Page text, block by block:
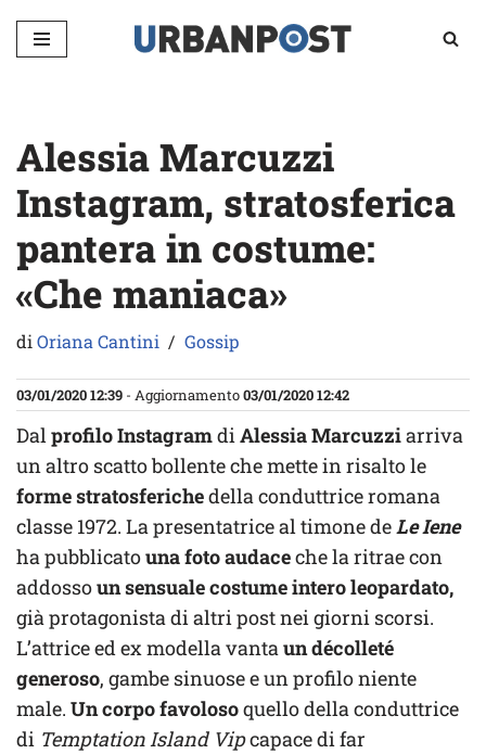
Vai
Alessia Marcuzzi
Instagram, stratosferica
pantera in costume:
«Che maniaca»
diOriana Cantini Gossip
03/01/2020 12:39 - Aggiornamento03/01/2020 12:42
Dalprofilo InstagramdiAlessia Marcuzziarriva
un altro scatto bollente che mette in risalto le
forme stratosferichedella conduttrice romana
classe 1972. La presentatrice al timone deLe Iene
ha pubblicatouna foto audaceche la ritrae con
addossoun sensuale costume intero leopardato,
già protagonista di altri post nei giorni scorsi.
L’attrice ed ex modella vantaun décolleté
generoso, gambe sinuose e un profilo niente
male. Un corpo favolosoquello della conduttrice
di Temptation Island Vipcapace di far